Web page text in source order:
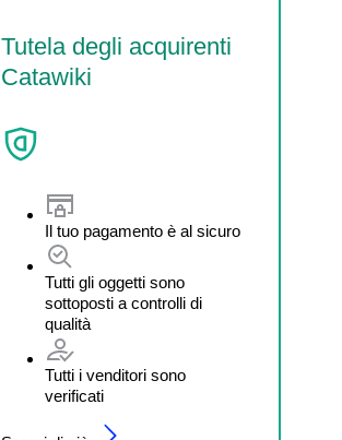
Tutela degli acquirenti
Catawiki
Il tuo pagamento è al sicuro
Tutti gli oggetti sono
sottoposti a controlli di
qualità
Tutti i venditori sono
verificati